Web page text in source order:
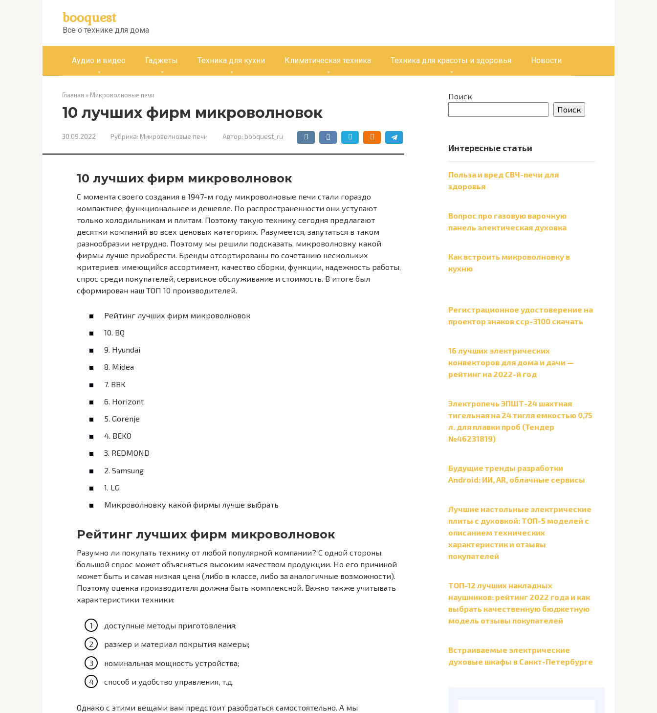
booquest
Все о технике для дома
Аудио и видео Гаджеты Техника для кухни Климатическая техника Техника для красоты и здоровья Новости
Главная » Микроволновые печи
10 лучших фирм микроволновок
30.09.2022 Рубрика: Микроволновые печи Автор: booquest_ru
10 лучших фирм микроволновок
С момента своего создания в 1947-м году микроволновые печи стали гораздо
компактнее, функциональнее и дешевле. По распространенности они уступают
только холодильникам и плитам. Поэтому такую технику сегодня предлагают
десятки компаний во всех ценовых категориях. Разумеется, запутаться в таком
разнообразии нетрудно. Поэтому мы решили подсказать, микроволновку какой
фирмы лучше приобрести. Бренды отсортированы по сочетанию нескольких
критериев: имеющийся ассортимент, качество сборки, функции, надежность работы,
спрос среди покупателей, сервисное обслуживание и стоимость. В итоге был
сформирован наш ТОП 10 производителей.
Рейтинг лучших фирм микроволновок
10. BQ
9. Hyundai
8. Midea
7. BBK
6. Horizont
5. Gorenje
4. BEKO
3. REDMOND
2. Samsung
1. LG
Микроволновку какой фирмы лучше выбрать
Рейтинг лучших фирм микроволновок
Разумно ли покупать технику от любой популярной компании? С одной стороны,
большой спрос может объясняться высоким качеством продукции. Но его причиной
может быть и самая низкая цена (либо в классе, либо за аналогичные возможности).
Поэтому оценка производителя должна быть комплексной. Важно также учитывать
характеристики техники:
доступные методы приготовления;
размер и материал покрытия камеры;
номинальная мощность устройства;
способ и удобство управления, т.д.
Однако с этими вещами вам предстоит разобраться самостоятельно. А мы
Поиск
Поиск
Интересные статьи
Польза и вред СВЧ-печи для
здоровья
Вопрос про газовую варочную
панель электическая духовка
Как встроить микроволновку в
кухню
Регистрационное удостоверение на
проектор знаков сср-3100 скачать
16 лучших электрических
конвекторов для дома и дачи —
рейтинг на 2022-й год
Электропечь ЭПШТ-24 шахтная
тигельная на 24 тигля емкостью 0,75
л. для плавки проб (Тендер
№46231819)
Будущие тренды разработки
Android: ИИ, AR, облачные сервисы
Лучшие настольные электрические
плиты с духовкой: ТОП-5 моделей с
описанием технических
характеристик и отзывы
покупателей
ТОП-12 лучших накладных
наушников: рейтинг 2022 года и как
выбрать качественную бюджетную
модель отзывы покупателей
Встраиваемые электрические
духовые шкафы в Санкт-Петербурге